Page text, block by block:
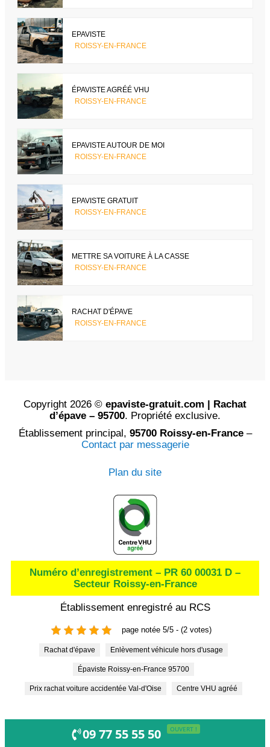
EPAVISTE
ROISSY-EN-FRANCE
ÉPAVISTE AGRÉÉ VHU
ROISSY-EN-FRANCE
EPAVISTE AUTOUR DE MOI
ROISSY-EN-FRANCE
EPAVISTE GRATUIT
ROISSY-EN-FRANCE
METTRE SA VOITURE À LA CASSE
ROISSY-EN-FRANCE
RACHAT D'ÉPAVE
ROISSY-EN-FRANCE
Copyright 2026 © epaviste-gratuit.com | Rachat
d’épave – 95700. Propriété exclusive.
Établissement principal, 95700 Roissy-en-France–
Contact par messagerie
Plan du site
Numéro d’enregistrement – PR 60 00031 D –
Secteur Roissy-en-France
Établissement enregistré au RCS
page notée 5/5 - (2 votes)
Rachat d'épave Enlèvement véhicule hors d'usage
Épaviste Roissy-en-France 95700
Prix rachat voiture accidentée Val-d'Oise Centre VHU agréé
09 77 55 55 50 OUVERT !